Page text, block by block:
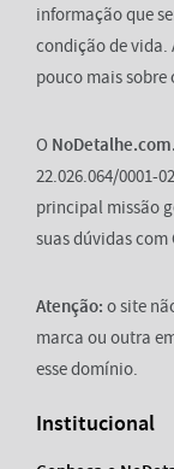
informação que
condição de vida.
pouco mais sobre
O
22.026.064/0001-
principal missão
suas dúvidas com
Atenção: o site
marca ou outra
esse domínio.
Institucional